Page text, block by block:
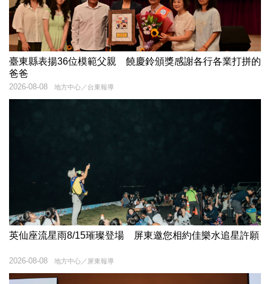
臺東縣表揚36位模範父親 饒慶鈴頒獎感謝各行各業打拼的
爸爸
地方中心／台東報導
2026-08-08
英仙座流星雨8/15璀璨登場 屏東邀您相約佳樂水追星許願
地方中心／屏東報導
2026-08-08